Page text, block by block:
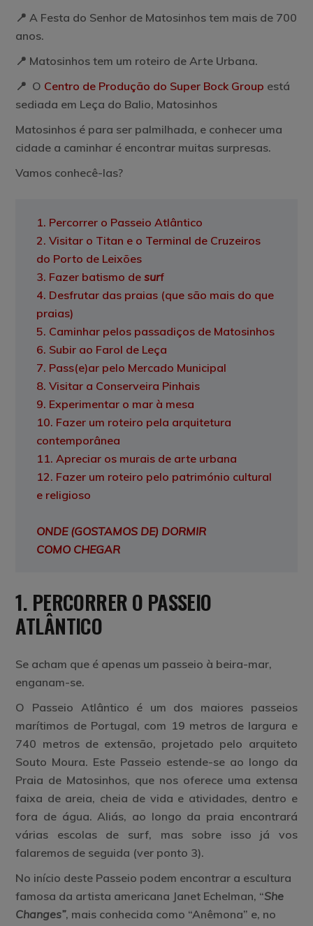
📍 A Festa do Senhor de Matosinhos tem mais de 700
anos.
📍 Matosinhos tem um roteiro de Arte Urbana.
📍 O Centro de Produção do Super Bock Group está
sediada em Leça do Balio, Matosinhos
Matosinhos é para ser palmilhada, e conhecer uma
cidade a caminhar é encontrar muitas surpresas.
Vamos conhecê-las?
1. Percorrer o Passeio Atlântico
2. Visitar o Titan e o Terminal de Cruzeiros
do Porto de Leixões
3. Fazer batismo desurf
4. Desfrutar das praias (que são mais do que
praias)
5. Caminhar pelos passadiços de Matosinhos
6. Subir ao Farol de Leça
7. Pass(e)ar pelo Mercado Municipal
8. Visitar a Conserveira Pinhais
9. Experimentar o mar à mesa
10. Fazer um roteiro pela arquitetura
contemporânea
11. Apreciar os murais de arte urbana
12. Fazer um roteiro pelo património cultural
e religioso
ONDE (GOSTAMOS DE) DORMIR
COMO CHEGAR
1. PERCORRER O PASSEIO
ATLÂNTICO
Se acham que é apenas um passeio à beira-mar,
enganam-se.
O Passeio Atlântico é um dos maiores passeios
marítimos de Portugal, com 19 metros de largura e
740 metros de extensão, projetado pelo arquiteto
Souto Moura. Este Passeio estende-se ao longo da
Praia de Matosinhos, que nos oferece uma extensa
faixa de areia, cheia de vida e atividades, dentro e
fora de água. Aliás, ao longo da praia encontrará
várias escolas de surf, mas sobre isso já vos
falaremos de seguida (ver ponto 3).
No início deste Passeio podem encontrar a escultura
famosa da artista americana Janet Echelman, “She
Changes”, mais conhecida como “Anêmona” e, no